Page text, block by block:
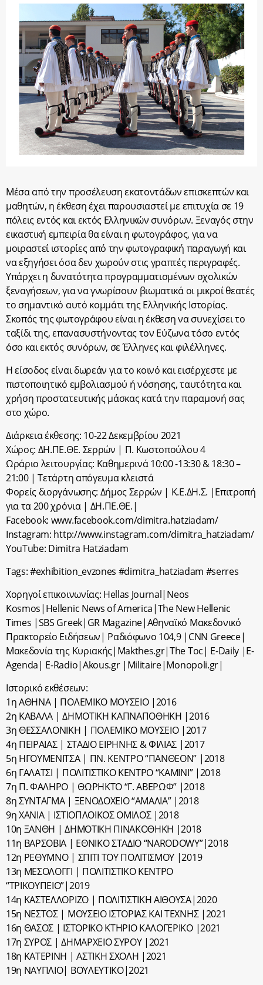
Μέσα από την προσέλευση εκατοντάδων επισκεπτών και
μαθητών, η έκθεση έχει παρουσιαστεί με επιτυχία σε 19
πόλεις εντός και εκτός Ελληνικών συνόρων. Ξεναγός στην
εικαστική εμπειρία θα είναι η φωτογράφος, για να
μοιραστεί ιστορίες από την φωτογραφική παραγωγή και
να εξηγήσει όσα δεν χωρούν στις γραπτές περιγραφές.
Υπάρχει η δυνατότητα προγραμματισμένων σχολικών
ξεναγήσεων, για να γνωρίσουν βιωματικά οι μικροί θεατές
το σημαντικό αυτό κομμάτι της Ελληνικής Ιστορίας.
Σκοπός της φωτογράφου είναι η έκθεση να συνεχίσει το
ταξίδι της, επανασυστήνοντας τον Εύζωνα τόσο εντός
όσο και εκτός συνόρων, σε Έλληνες και φιλέλληνες.
Η είσοδος είναι δωρεάν για το κοινό και εισέρχεστε με
πιστοποιητικό εμβολιασμού ή νόσησης, ταυτότητα και
χρήση προστατευτικής μάσκας κατά την παραμονή σας
στο χώρο.
Διάρκεια έκθεσης: 10-22 Δεκεμβρίου 2021
Χώρος: ΔΗ.ΠΕ.ΘΕ. Σερρών | Π. Κωστοπούλου 4
Ωράριο λειτουργίας: Καθημερινά 10:00 -13:30 & 18:30 –
21:00 | Τετάρτη απόγευμα κλειστά
Φορείς διοργάνωσης: Δήμος Σερρών | Κ.Ε.ΔΗ.Σ. |Επιτροπή
για τα 200 χρόνια | ΔΗ.ΠΕ.ΘΕ.|
Facebook: www.facebook.com/dimitra.hatziadam/
Instagram: http://www.instagram.com/dimitra_hatziadam/
YouTube: Dimitra Hatziadam
Tags: #exhibition_evzones #dimitra_hatziadam #serres
Χορηγοί επικοινωνίας: Hellas Journal|Neos
Kosmos|Hellenic News of America|The New Hellenic
Times |SBS Greek|GR Magazine|Αθηναϊκό Μακεδονικό
Πρακτορείο Ειδήσεων| Ραδιόφωνο 104,9 |CNN Greece|
Μακεδονία της Κυριακής|Makthes.gr|The Toc| E-Daily |E-
Agenda| E-Radio|Akous.gr |Militaire|Monopoli.gr|
Ιστορικό εκθέσεων:
1η ΑΘΗΝΑ | ΠΟΛΕΜΙΚΟ ΜΟΥΣΕΙΟ |2016
2η ΚΑΒΑΛΑ | ΔΗΜΟΤΙΚΗ ΚΑΠΝΑΠΟΘΗΚΗ |2016
3η ΘΕΣΣΑΛΟΝΙΚΗ | ΠΟΛΕΜΙΚΟ ΜΟΥΣΕΙΟ |2017
4η ΠΕΙΡΑΙΑΣ | ΣΤΑΔΙΟ ΕΙΡΗΝΗΣ & ΦΙΛΙΑΣ |2017
5η ΗΓΟΥΜΕΝΙΤΣΑ | ΠΝ. ΚΕΝΤΡΟ “ΠΑΝΘΕΟΝ” |2018
6η ΓΑΛΑΤΣΙ | ΠΟΛΙΤΙΣΤΙΚΟ ΚΕΝΤΡΟ “ΚΑΜΙΝΙ” |2018
7η Π. ΦΑΛΗΡΟ | ΘΩΡΗΚΤΟ “Γ. ΑΒΕΡΩΦ” |2018
8η ΣΥΝΤΑΓΜΑ | ΞΕΝΟΔΟΧΕΙΟ “ΑΜΑΛΙΑ” |2018
9η ΧΑΝΙΑ | ΙΣΤΙΟΠΛΟΙΚΟΣ ΟΜΙΛΟΣ |2018
10η ΞΑΝΘΗ | ΔΗΜΟΤΙΚΗ ΠΙΝΑΚΟΘΗΚΗ |2018
11η ΒΑΡΣΟΒΙΑ | ΕΘΝΙΚΟ ΣΤΑΔΙΟ “NARODOWY”|2018
12η ΡΕΘΥΜΝΟ | ΣΠΙΤΙ ΤΟΥ ΠΟΛΙΤΙΣΜΟΥ |2019
13η ΜΕΣΟΛΟΓΓΙ | ΠΟΛΙΤΙΣΤΙΚΟ ΚΕΝΤΡΟ
“ΤΡΙΚΟΥΠΕΙΟ”|2019
14η ΚΑΣΤΕΛΛΟΡΙΖΟ | ΠΟΛΙΤΙΣΤΙΚΗ ΑΙΘΟΥΣΑ|2020
15η ΝΕΣΤΟΣ | ΜΟΥΣΕΙΟ ΙΣΤΟΡΙΑΣ ΚΑΙ ΤΕΧΝΗΣ |2021
16η ΘΑΣΟΣ | ΙΣΤΟΡΙΚΟ ΚΤΗΡΙΟ ΚΑΛΟΓΕΡΙΚΟ |2021
17η ΣΥΡΟΣ | ΔΗΜΑΡΧΕΙΟ ΣΥΡΟΥ |2021
18η ΚΑΤΕΡΙΝΗ | ΑΣΤΙΚΗ ΣΧΟΛΗ |2021
19η ΝΑΥΠΛΙΟ| ΒΟΥΛΕΥΤΙΚΟ|2021